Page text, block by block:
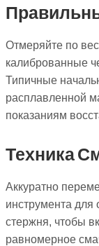
Отмеряйте по
калиброванные
Типичные
расплавленной
показаниям
Техника
Аккуратно
инструмента для
стержня, чтобы
равномерное